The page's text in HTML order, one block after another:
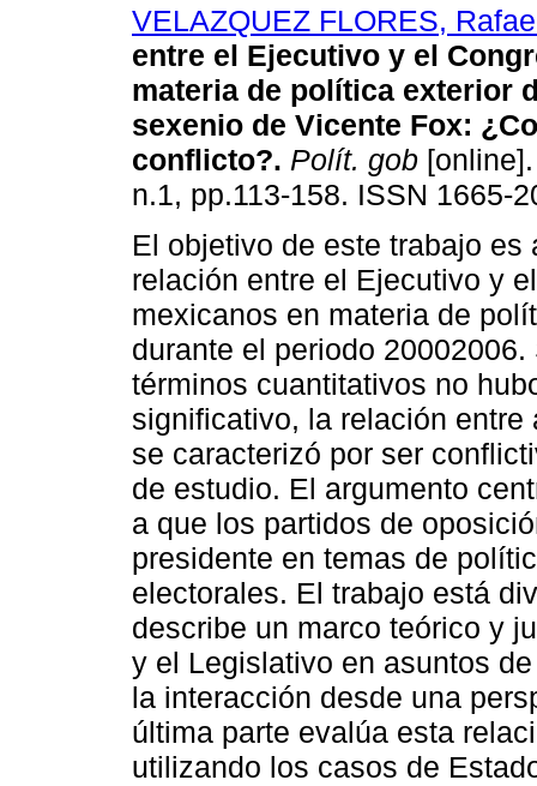
VELAZQUEZ FLORES,
entre el Ejecutivo y el
materia de política exterior
sexenio de Vicente Fox:
conflicto?. Polít. gob
n.1, pp.113-158. ISSN 1665-
El objetivo de este trabajo es
relación entre el Ejecutivo y
mexicanos en materia de
durante el periodo 20002006.
términos cuantitativos no
significativo, la relación entre
se caracterizó por ser
de estudio. El argumento
a que los partidos de
presidente en temas de
electorales. El trabajo está
describe un marco teórico y
y el Legislativo en asuntos
la interacción desde una
última parte evalúa esta
utilizando los casos de